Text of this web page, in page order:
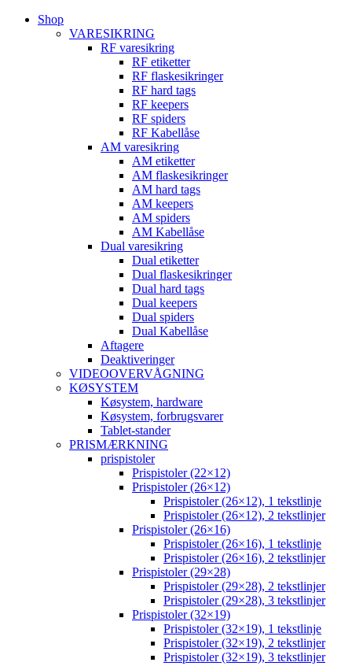
Shop
VARESIKRING
RF varesikring
RF etiketter
RF flaskesikringer
RF hard tags
RF keepers
RF spiders
RF Kabellåse
AM varesikring
AM etiketter
AM flaskesikringer
AM hard tags
AM keepers
AM spiders
AM Kabellåse
Dual varesikring
Dual etiketter
Dual flaskesikringer
Dual hard tags
Dual keepers
Dual spiders
Dual Kabellåse
Aftagere
Deaktiveringer
VIDEOOVERVÅGNING
KØSYSTEM
Køsystem, hardware
Køsystem, forbrugsvarer
Tablet-stander
PRISMÆRKNING
prispistoler
Prispistoler (22×12)
Prispistoler (26×12)
Prispistoler (26×12), 1 tekstlinje
Prispistoler (26×12), 2 tekstlinjer
Prispistoler (26×16)
Prispistoler (26×16), 1 tekstlinje
Prispistoler (26×16), 2 tekstlinjer
Prispistoler (29×28)
Prispistoler (29×28), 2 tekstlinjer
Prispistoler (29×28), 3 tekstlinjer
Prispistoler (32×19)
Prispistoler (32×19), 1 tekstlinje
Prispistoler (32×19), 2 tekstlinjer
Prispistoler (32×19), 3 tekstlinjer